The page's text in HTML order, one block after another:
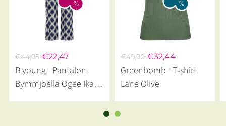
€44,95 €22,47
B.young - Pantalon
Bymmjoella Ogee Ikat
€49,90 €32,44
Greenbomb - T‑shirt
Lane Olive